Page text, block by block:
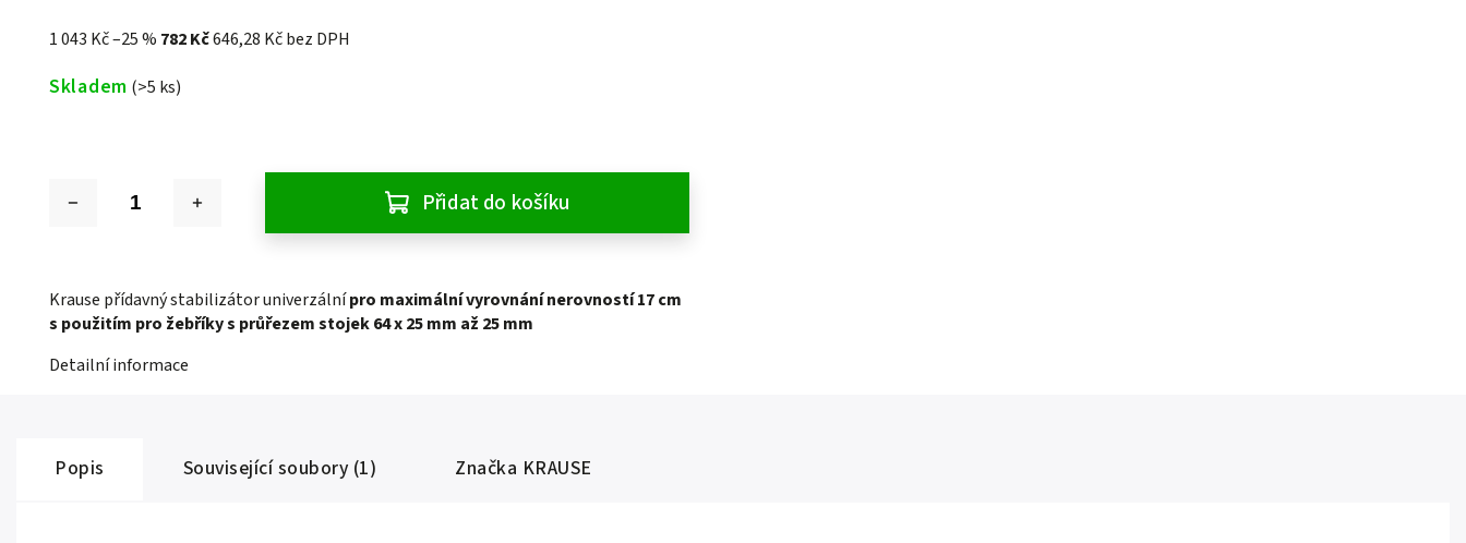
1 043 Kč–25 % 782 Kč646,28 Kč bez DPH
Skladem (>5 ks)
Přidat do košíku
Krause přídavný stabilizátor univerzálnípro maximální vyrovnání nerovností 17 cm
s použitím pro žebříky s průřezem stojek 64 x 25 mm až 25 mm
Detailní informace
Popis Související soubory (1) Značka KRAUSE